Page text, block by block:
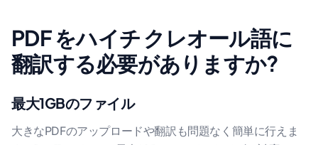
PDF をハイチ クレオール語に
翻訳する必要がありますか?
最大1GBのファイル
大きなPDFのアップロードや翻訳も問題なく簡単に行えま